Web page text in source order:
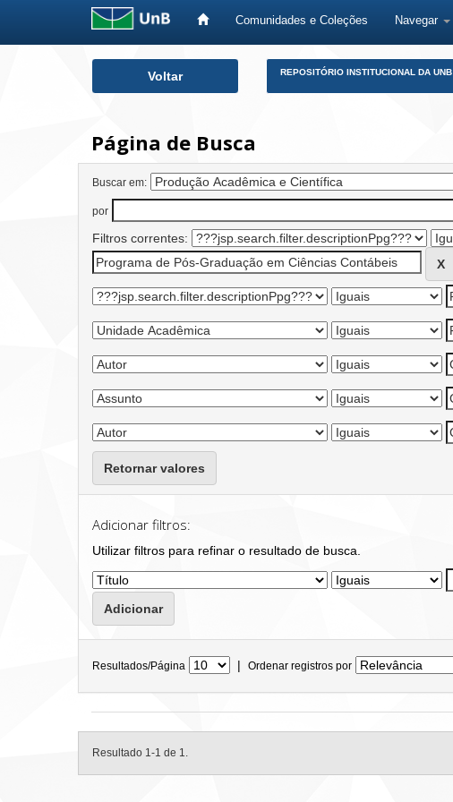
Comunidades e Coleções Navegar
Voltar REPOSITÓRIO INSTITUCIONAL DA UNB
Página de Busca
Buscar em:
por
Filtros correntes:
Retornar valores
Adicionar filtros:
Utilizar filtros para refinar o resultado de busca.
Resultados/Página | Ordenar registros por
Resultado 1-1 de 1.